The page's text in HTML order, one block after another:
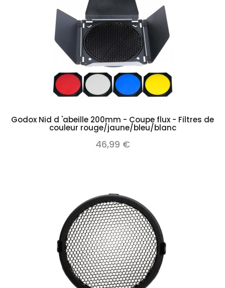
Godox Nid d 'abeille 200mm - Coupe flux - Filtres de
couleur rouge/jaune/bleu/blanc
46,99 €